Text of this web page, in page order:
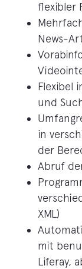
flexibler
News-
Flexibel
und
in
der
Abruf
XML)
mit
Liferay,